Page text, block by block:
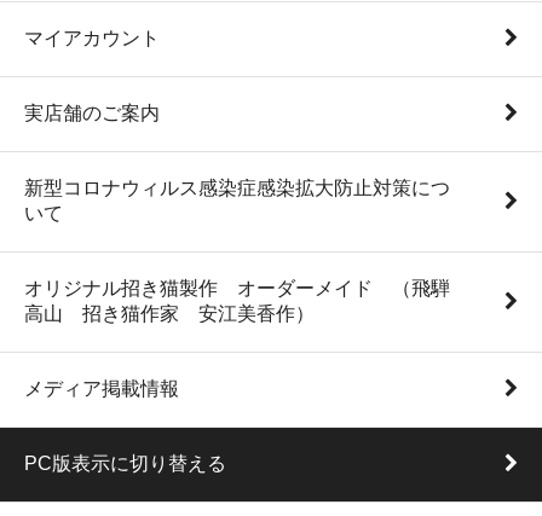
マイアカウント
実店舗のご案内
新型コロナウィルス感染症感染拡大防止対策につ
いて
オリジナル招き猫製作 オーダーメイド （飛騨
高山 招き猫作家 安江美香作）
メディア掲載情報
PC版表示に切り替える